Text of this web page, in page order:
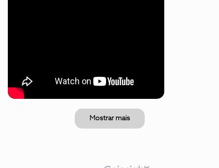
Mostrar mais